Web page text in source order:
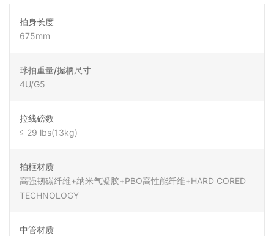
拍身长度
675mm
球拍重量/握柄尺寸
4U/G5
拉线磅数
≦ 29 lbs(13kg)
拍框材质
高强韧碳纤维+纳米气凝胶+PBO高性能纤维+HARD CORED
TECHNOLOGY
中管材质